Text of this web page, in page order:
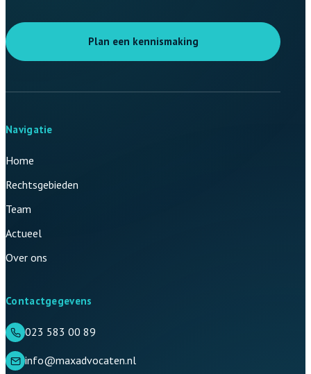
Plan een kennismaking
Navigatie
Home
Rechtsgebieden
Team
Actueel
Over ons
Contactgegevens
023 583 00 89
info@maxadvocaten.nl